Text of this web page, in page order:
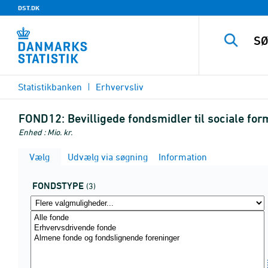
DST.DK
Statistikbanken Erhvervsliv
FOND12: Bevilligede fondsmidler til sociale
Enhed : Mio. kr.
Vælg Udvælg via søgning Information
FONDSTYPE (3)